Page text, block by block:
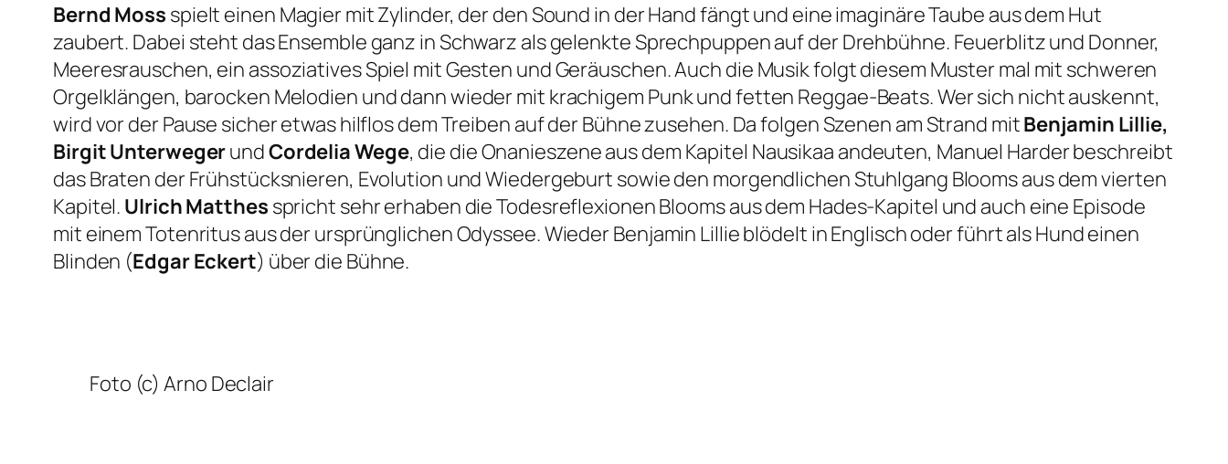
Bernd Moss spielt einen Magier mit Zylinder, der den Sound in der Hand fängt und eine imaginäre Taube aus dem Hut
zaubert. Dabei steht das Ensemble ganz in Schwarz als gelenkte Sprechpuppen auf der Drehbühne. Feuerblitz und Donner,
Meeresrauschen, ein assoziatives Spiel mit Gesten und Geräuschen. Auch die Musik folgt diesem Muster mal mit schweren
Orgelklängen, barocken Melodien und dann wieder mit krachigem Punk und fetten Reggae-Beats. Wer sich nicht auskennt,
wird vor der Pause sicher etwas hilflos dem Treiben auf der Bühne zusehen. Da folgen Szenen am Strand mitBenjamin Lillie,
Birgit UnterwegerundCordelia Wege, die die Onanieszene aus dem Kapitel Nausikaa andeuten, Manuel Harder beschreibt
das Braten der Frühstücksnieren, Evolution und Wiedergeburt sowie den morgendlichen Stuhlgang Blooms aus dem vierten
Kapitel. Ulrich Matthes spricht sehr erhaben die Todesreflexionen Blooms aus dem Hades-Kapitel und auch eine Episode
mit einem Totenritus aus der ursprünglichen Odyssee. Wieder Benjamin Lillie blödelt in Englisch oder führt als Hund einen
Blinden (Edgar Eckert) über die Bühne.
Foto (c) Arno Declair